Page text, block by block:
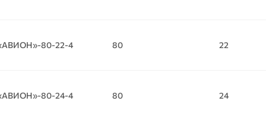
80-22-4 80 22
80-24-4 80 24